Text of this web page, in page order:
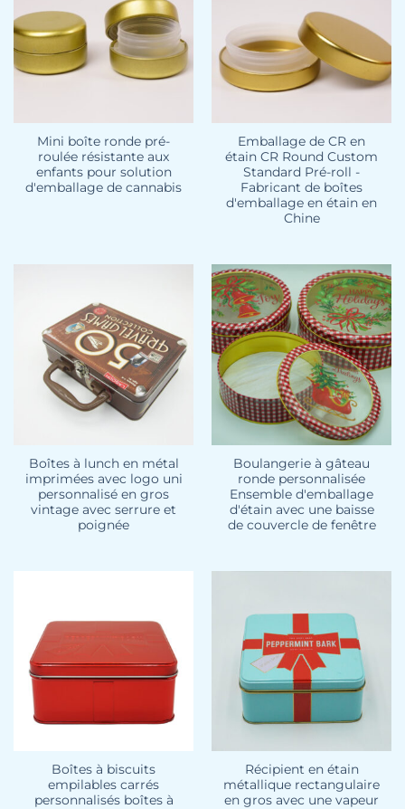
Mini boîte ronde pré-
roulée résistante aux
enfants pour solution
d'emballage de cannabis
Emballage de CR en
étain CR Round Custom
Standard Pré-roll -
Fabricant de boîtes
d'emballage en étain en
Chine
Boîtes à lunch en métal
imprimées avec logo uni
personnalisé en gros
vintage avec serrure et
poignée
Boulangerie à gâteau
ronde personnalisée
Ensemble d'emballage
d'étain avec une baisse
de couvercle de fenêtre
Boîtes à biscuits
empilables carrés
personnalisés boîtes à
Récipient en étain
métallique rectangulaire
en gros avec une vapeur